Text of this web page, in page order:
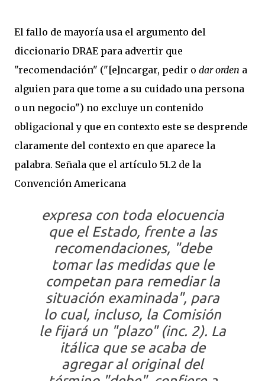
El fallo de mayoría usa el argumento del
diccionario DRAE para advertir que
"recomendación" ("[e]ncargar, pedir o dar orden a
alguien para que tome a su cuidado una persona
o un negocio") no excluye un contenido
obligacional y que en contexto este se desprende
claramente del contexto en que aparece la
palabra. Señala que el artículo 51.2 de la
Convención Americana
expresa con toda elocuencia
que el Estado, frente a las
recomendaciones, "debe
tomar las medidas que le
competan para remediar la
situación examinada", para
lo cual, incluso, la Comisión
le fijará un "plazo" (inc. 2). La
itálica que se acaba de
agregar al original del